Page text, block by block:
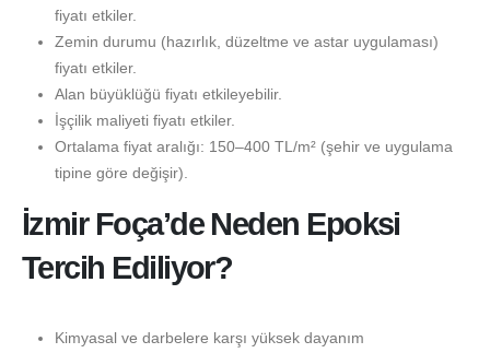
fiyatı etkiler.
Zemin durumu (hazırlık, düzeltme ve astar uygulaması)
fiyatı etkiler.
Alan büyüklüğü fiyatı etkileyebilir.
İşçilik maliyeti fiyatı etkiler.
Ortalama fiyat aralığı: 150–400 TL/m² (şehir ve uygulama
tipine göre değişir).
İzmir Foça’de Neden Epoksi
Tercih Ediliyor?
Kimyasal ve darbelere karşı yüksek dayanım